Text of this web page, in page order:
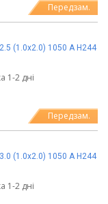
Передзам.
(1.0х2.0) 1050 А Н244
1-2 дні
Передзам.
(1.0х2.0) 1050 А Н244
1-2 дні